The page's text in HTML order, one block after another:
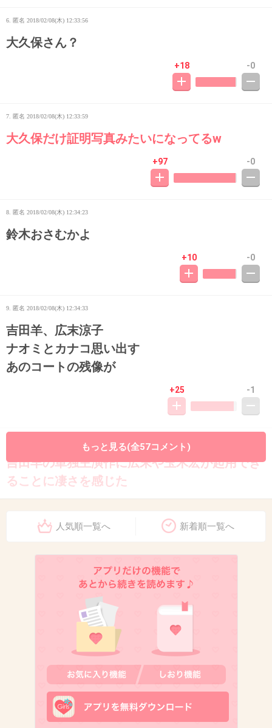
6. 匿名 2018/02/08(木) 12:33:56
大久保さん？
+18 -0
7. 匿名 2018/02/08(木) 12:33:59
大久保だけ証明写真みたいになってるw
+97 -0
8. 匿名 2018/02/08(木) 12:34:23
鈴木おさむかよ
+10 -0
9. 匿名 2018/02/08(木) 12:34:33
吉田羊、広末涼子
ナオミとカナコ思い出す
あのコートの残像が
+25 -1
吉田羊の単独主演作に広末や玉木宏が起用でき
ることに凄さを感じた
ジャニとの熱愛でも干されなかったしバックが
強いのかな
歌手→俳優→再び再始動で歌手
それでまた俳優業⁇
筋が通ってない人だね
+43
もっと見る(全57コメント)
人気順一覧へ 新着順一覧へ